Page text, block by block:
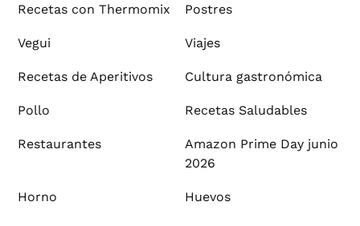
Recetas con Thermomix Postres
Vegui Viajes
Recetas de Aperitivos Cultura gastronómica
Pollo Recetas Saludables
Restaurantes
Amazon Prime Day junio
2026
Horno Huevos